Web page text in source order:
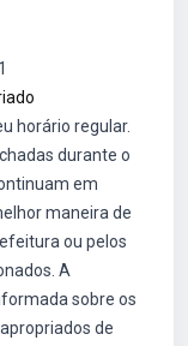
horário regular.
durante o
em
maneira de
ou pelos
A
sobre os
de